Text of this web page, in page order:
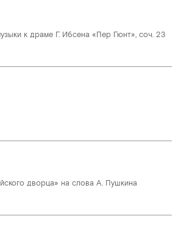
к драме Г. Ибсена «Пер Гюнт», соч. 23
дворца» на слова А. Пушкина